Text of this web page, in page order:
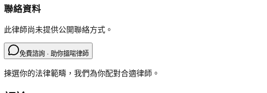
聯絡資料
此律師尚未提供公開聯絡方式。
免費諮詢 · 助你搵啱律師
揀選你的法律範疇，我們為你配對合適律師。